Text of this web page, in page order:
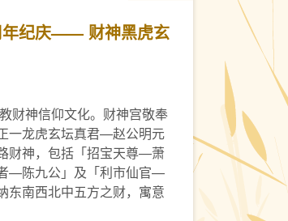
年纪庆—— 财神黑虎玄
财神信仰文化。财神宫敬奉
一龙虎玄坛真君—赵公明元
财神，包括「招宝天尊—萧
—陈九公」及「利市仙官—
东南西北中五方之财，寓意